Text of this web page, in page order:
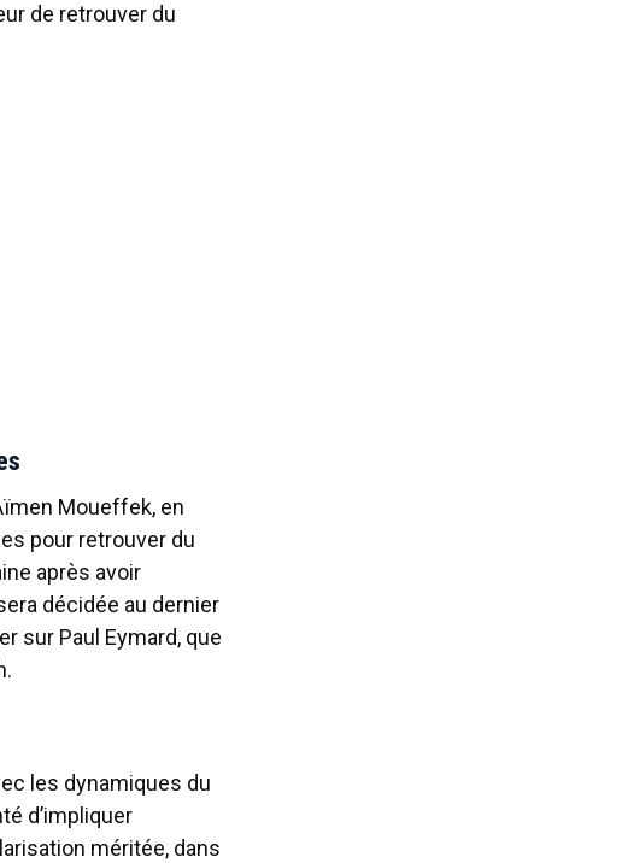
de retrouver du
Moueffek, en
pour retrouver du
après avoir
décidée au dernier
sur Paul Eymard, que
les dynamiques du
d’impliquer
méritée, dans